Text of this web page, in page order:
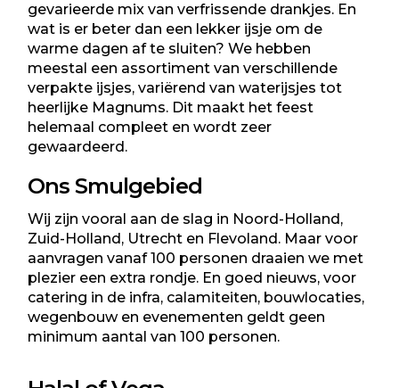
gevarieerde mix van verfrissende drankjes. En
wat is er beter dan een lekker ijsje om de
warme dagen af te sluiten? We hebben
meestal een assortiment van verschillende
verpakte ijsjes, variërend van waterijsjes tot
heerlijke Magnums. Dit maakt het feest
helemaal compleet en wordt zeer
gewaardeerd.
Ons Smulgebied
Wij zijn vooral aan de slag in Noord-Holland,
Zuid-Holland, Utrecht en Flevoland. Maar voor
aanvragen vanaf 100 personen draaien we met
plezier een extra rondje. En goed nieuws, voor
catering in de infra, calamiteiten, bouwlocaties,
wegenbouw en evenementen geldt geen
minimum aantal van 100 personen.